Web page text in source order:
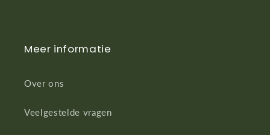
Meer informatie
Over ons
Veelgestelde vragen